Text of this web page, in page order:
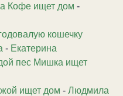
Кофе ищет дом -
кошечку
- Екатерина
пес Мишка ищет
ищет дом - Людмила